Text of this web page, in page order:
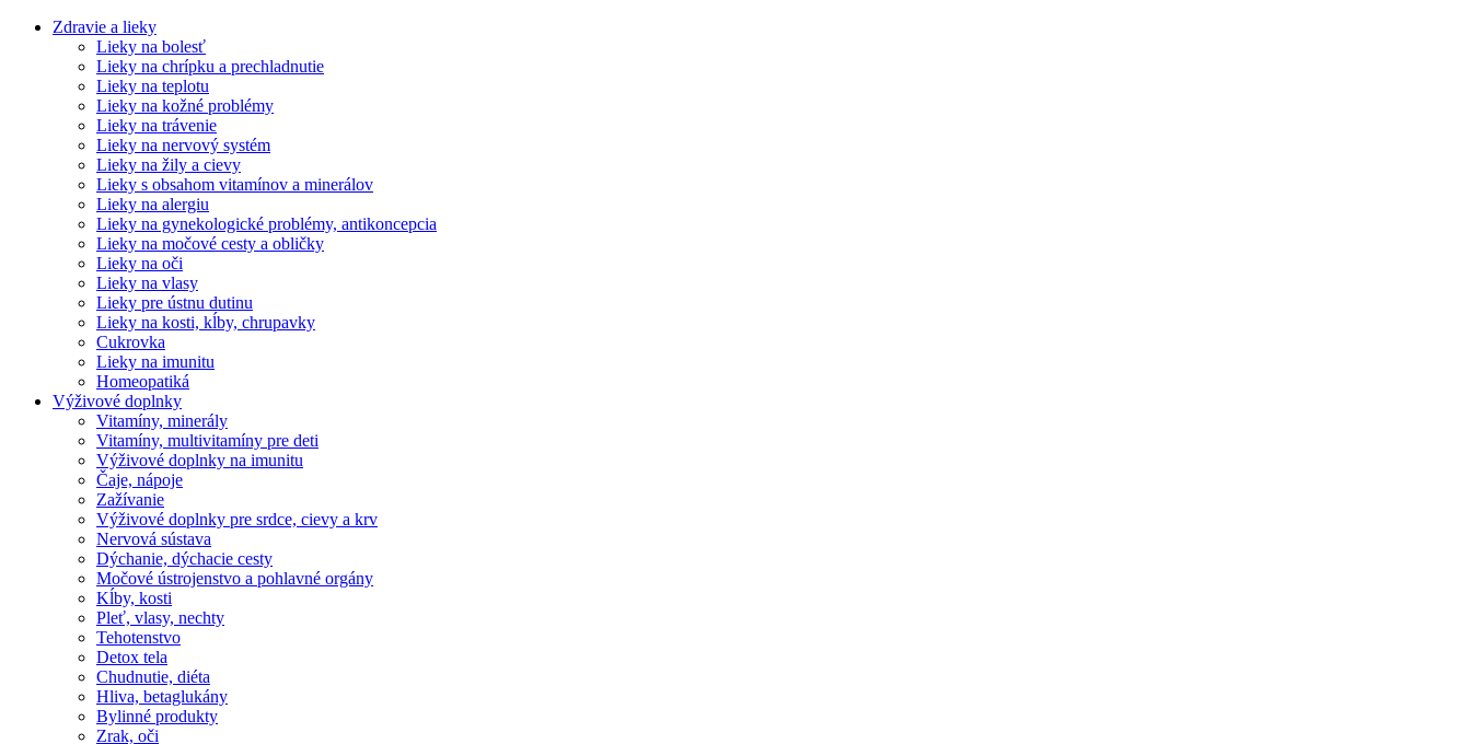
Zdravie a lieky
Lieky na bolesť
Lieky na chrípku a prechladnutie
Lieky na teplotu
Lieky na kožné problémy
Lieky na trávenie
Lieky na nervový systém
Lieky na žily a cievy
Lieky s obsahom vitamínov a minerálov
Lieky na alergiu
Lieky na gynekologické problémy, antikoncepcia
Lieky na močové cesty a obličky
Lieky na oči
Lieky na vlasy
Lieky pre ústnu dutinu
Lieky na kosti, kĺby, chrupavky
Cukrovka
Lieky na imunitu
Homeopatiká
Výživové doplnky
Vitamíny, minerály
Vitamíny, multivitamíny pre deti
Výživové doplnky na imunitu
Čaje, nápoje
Zažívanie
Výživové doplnky pre srdce, cievy a krv
Nervová sústava
Dýchanie, dýchacie cesty
Močové ústrojenstvo a pohlavné orgány
Kĺby, kosti
Pleť, vlasy, nechty
Tehotenstvo
Detox tela
Chudnutie, diéta
Hliva, betaglukány
Bylinné produkty
Zrak, oči